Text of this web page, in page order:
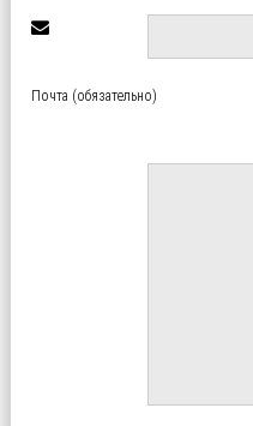
Почта (обязательно)